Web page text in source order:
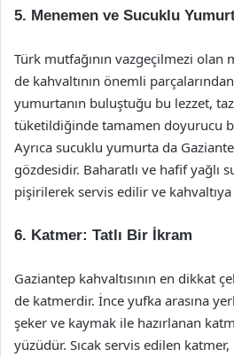
5. Menemen ve Sucuklu
Türk mutfağının vazgeçilmezi olan
de kahvaltının önemli
yumurtanın buluştuğu bu lezzet,
tüketildiğinde tamamen doyurucu
Ayrıca sucuklu yumurta da
gözdesidir. Baharatlı ve hafif yağlı
pişirilerek servis edilir ve kahvaltıya
6. Katmer: Tatlı Bir İkram
Gaziantep kahvaltısının en dikkat
de katmerdir. İnce yufka arasına
şeker ve kaymak ile hazırlanan
yüzüdür. Sıcak servis edilen